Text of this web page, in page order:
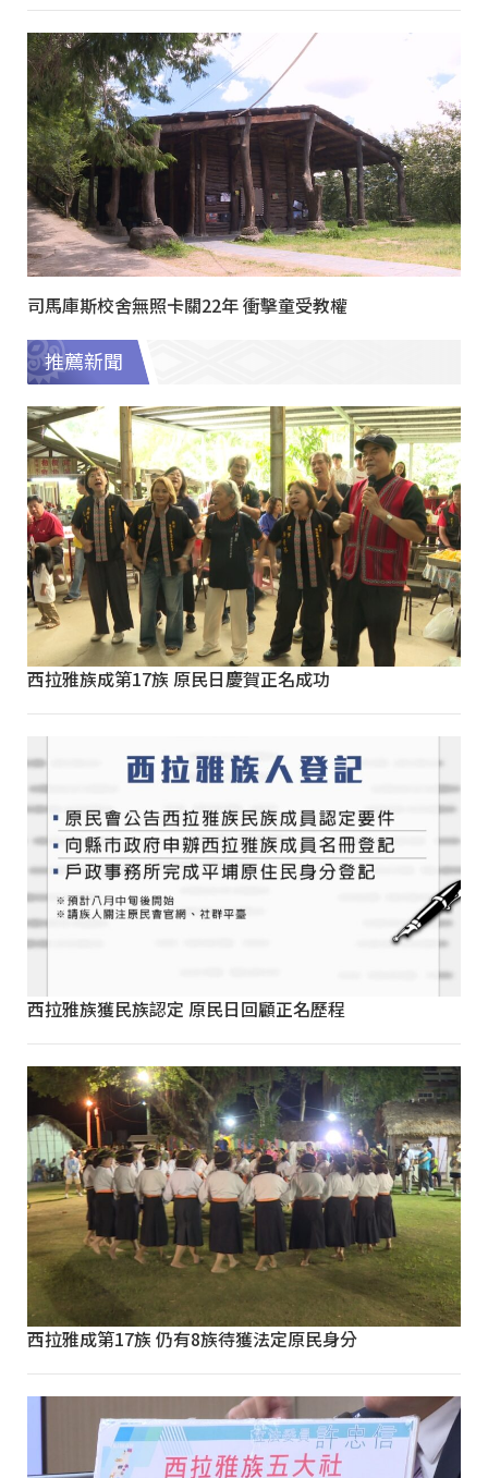
司馬庫斯校舍無照卡關22年 衝擊童受教權
推薦新聞
西拉雅族成第17族 原民日慶賀正名成功
西拉雅族獲民族認定 原民日回顧正名歷程
西拉雅成第17族 仍有8族待獲法定原民身分